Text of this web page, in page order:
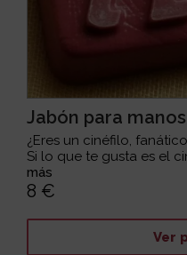
Jabón para
¿Eres un cinéfilo,
Si lo que te gusta es el
más
8 €
Ver